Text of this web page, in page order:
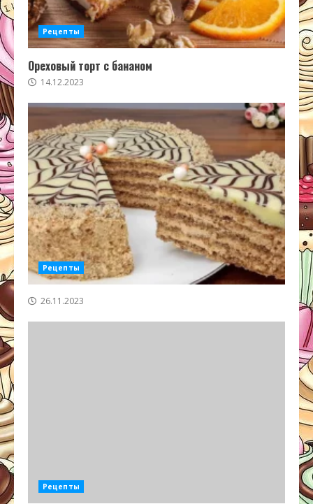
Рецепты
Ореховый торт с бананом
14.12.2023
Рецепты
26.11.2023
Рецепты